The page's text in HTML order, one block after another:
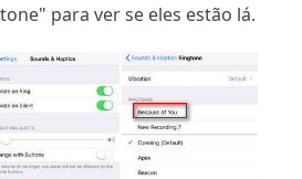
para ver se eles estão lá.